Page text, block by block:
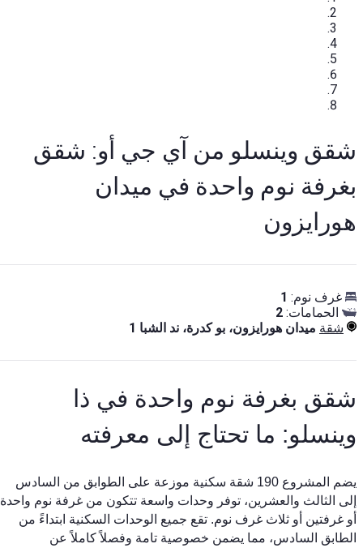
شقق وينسلو من آي جي أو: شقق
بغرفة نوم واحدة في ميدان
هورايزون
غرف نوم: 1
الحمامات: 2
شقة ميدان هورايزون، بو كدرة، ند الشبا 1
شقق بغرفة نوم واحدة في ذا
وينسلو: ما تحتاج إلى معرفته
يضم المشروع 190 شقة سكنية موزعة على الطوابق من السادس
إلى الثالث والعشرين، توفر وحدات واسعة تتكون من غرفة نوم واحدة
أو غرفتين أو ثلاث غرف نوم. تقع جميع الوحدات السكنية ابتداءً من
الطابق السادس، مما يضمن خصوصية تامة وفصلاً كاملاً عن